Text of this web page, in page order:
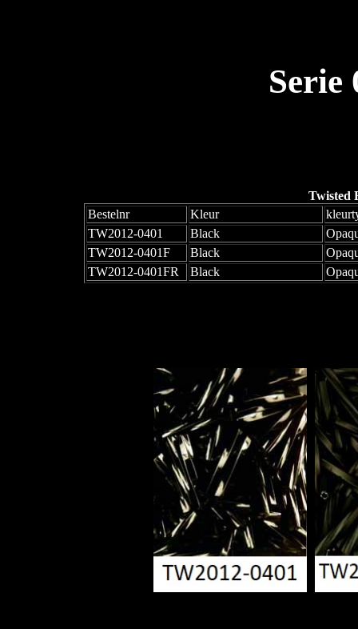
Serie
Twisted
Bestelnr
Kleur
TW2012-0401
Black
TW2012-0401F
Black
TW2012-0401FR
Black